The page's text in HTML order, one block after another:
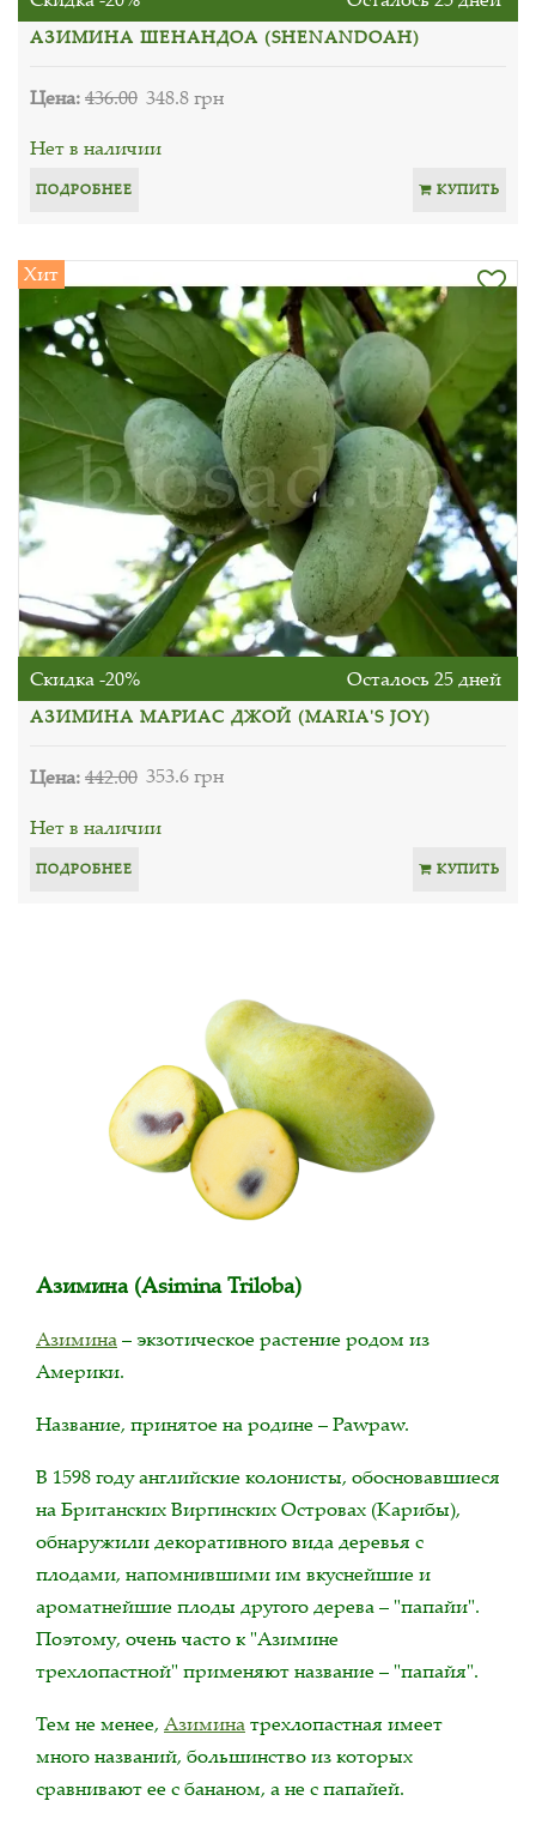
АЗИМИНА ШЕНАНДОА (SHENANDOAH)
Цена:436.00 348.8 грн
Нет в наличии
ПОДРОБНЕЕ КУПИТЬ
Хит
Скидка -20% Осталось 25 дней
АЗИМИНА МАРИАС ДЖОЙ (MARIA'‎S JOY)
Цена:442.00 353.6 грн
Нет в наличии
ПОДРОБНЕЕ КУПИТЬ
Азимина (Asimina Triloba)
Азимина– экзотическое растение родом из
Америки.
Название, принятое на родине – Pawpaw.
В 1598 году английские колонисты, обосновавшиеся
на Британских Виргинских Островах (Карибы),
обнаружили декоративного вида деревья с
плодами, напомнившими им вкуснейшие и
ароматнейшие плоды другого дерева – "папайи".
Поэтому, очень часто к "Азимине
трехлопастной" применяют название – "папайя".
Тем не менее, Азиминатрехлопастная имеет
много названий, большинство из которых
сравнивают ее с бананом, а не с папайей.